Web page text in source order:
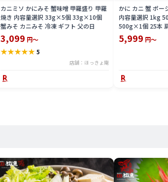
カニミソ かにみそ 蟹味噌 甲羅盛り 甲羅
焼き 内容量選択 33g×5個 33g×10個
蟹みそ カニみそ 冷凍 ギフト 父の日
3,099 円～
★★★★★5
店舗：ほっきょ庵
かに カニ 蟹 ポー
内容量選択 1kg
500g×1個 25本
ガニ ずわいがに
5,999 円～